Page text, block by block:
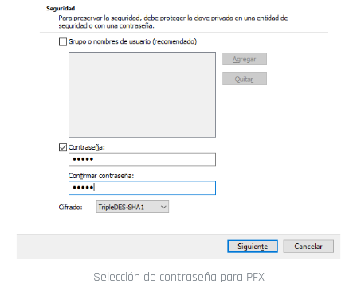
Selección de contraseña para PFX